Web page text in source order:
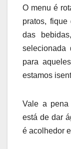
O menu é
pratos,
das
selecionada
para
estamos
Vale a pena
está de dar
é acolhedor